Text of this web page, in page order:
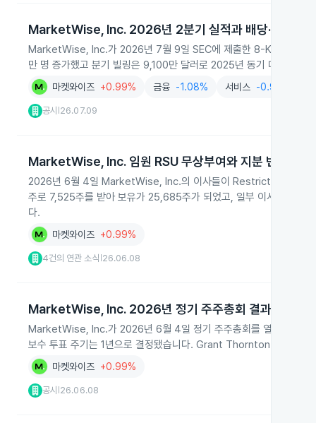
MarketWise, Inc. 2026년 2분기 실적과 배당·자사주
MarketWise, Inc.가 2026년 7월 9일 SEC에 제출한 8-K에서 2026
만 명 증가했고 분기 빌링은 9,100만 달러로 2025년 동기 대비 56%
마켓와이즈 +0.99% 금융 -1.08% 서비스 -0.99%
공시 26.07.09
MarketWise, Inc. 임원 RSU 무상부여와 지분 변동
2026년 6월 4일 MarketWise, Inc.의 이사들이 Restricted Stock
주로 7,525주를 받아 보유가 25,685주가 되었고, 일부 이사에게는
다.
마켓와이즈 +0.99%
4건의 연관 소식 26.06.08
MarketWise, Inc. 2026년 정기 주주총회 결과
MarketWise, Inc.가 2026년 6월 4일 정기 주주총회를 열고 4개 안
보수 투표 주기는 1년으로 결정됐습니다. Grant Thornton LLP가
마켓와이즈 +0.99%
공시 26.06.08